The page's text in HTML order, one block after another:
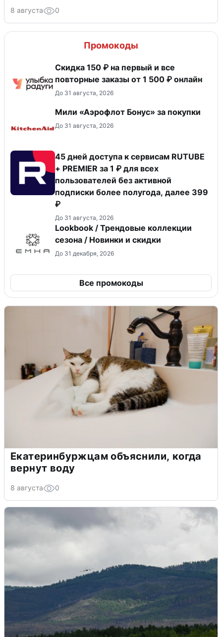
8 августа 0
Промокоды
Скидка 150 ₽ на первый и все
повторные заказы от 1 500 ₽ онлайн
До 31 августа, 2026
Мили «Аэрофлот Бонус» за покупки
До 31 августа, 2026
45 дней доступа к сервисам RUTUBE
+ PREMIER за 1 ₽ для всех
пользователей без активной
подписки более полугода, далее 399
₽
До 31 августа, 2026
Lookbook / Трендовые коллекции
сезона / Новинки и скидки
До 31 декабря, 2026
Все промокоды
Екатеринбуржцам объяснили, когда
вернут воду
8 августа 0